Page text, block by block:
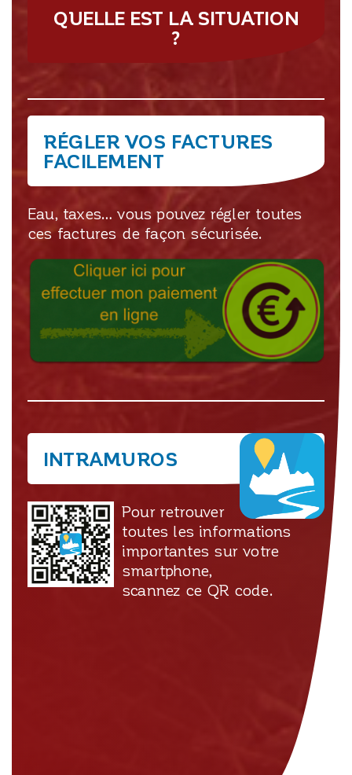
QUELLE EST LA SITUATION
?
RÉGLER VOS FACTURES
FACILEMENT
Eau, taxes… vous pouvez régler toutes
ces factures de façon sécurisée.
INTRAMUROS
Pour retrouver
toutes les informations
importantes sur votre
smartphone,
scannez ce QR code.